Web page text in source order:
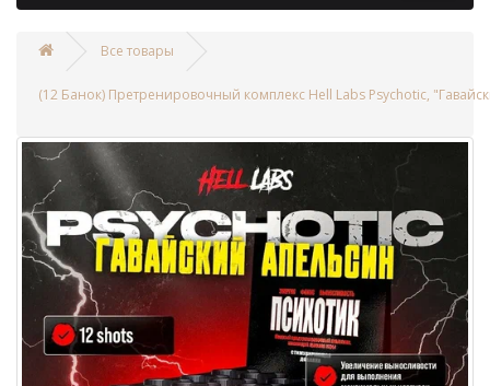
Все товары
(12 Банок) Претренировочный комплекс Hell Labs Psychotic,